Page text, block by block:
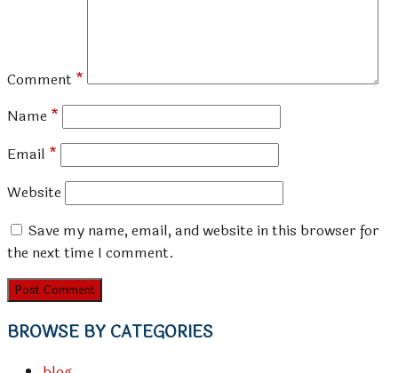
Comment *
Name *
Email *
Website
Save my name, email, and website in this browser for
the next time I comment.
BROWSE BY CATEGORIES